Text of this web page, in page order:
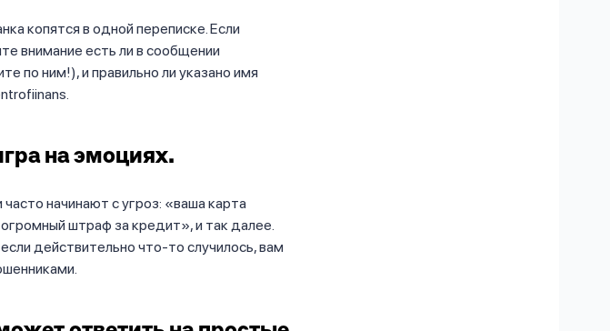
копятся в одной переписке. Если
внимание есть ли в сообщении
по ним!), и правильно ли указано имя
на эмоциях.
начинают с угроз: «ваша карта
штраф за кредит», и так далее.
действительно что-то случилось, вам